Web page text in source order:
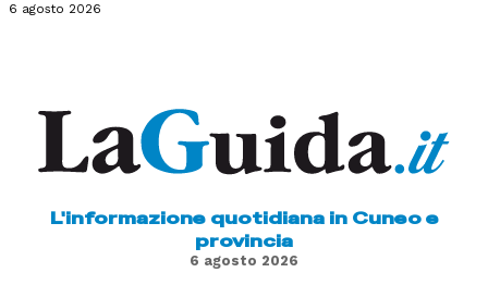
6 agosto 2026
L'informazione quotidiana in Cuneo e
provincia
6 agosto 2026